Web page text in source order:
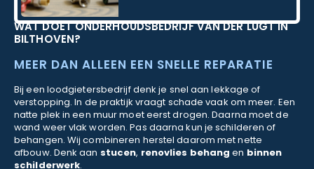
WAT DOET ONDERHOUDSBEDRIJF VAN DER LUGT IN
BILTHOVEN?
MEER DAN ALLEEN EEN SNELLE REPARATIE
Bij een loodgietersbedrijf denk je snel aan lekkage of
verstopping. In de praktijk vraagt schade vaak om meer. Een
natte plek in een muur moet eerst drogen. Daarna moet de
wand weer vlak worden. Pas daarna kun je schilderen of
behangen. Wij combineren herstel daarom met nette
afbouw. Denk aan stucen, renovlies behang en binnen
schilderwerk.